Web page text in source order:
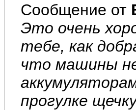
Сообщение от
Это очень
тебе, как
что машины не
прогулке